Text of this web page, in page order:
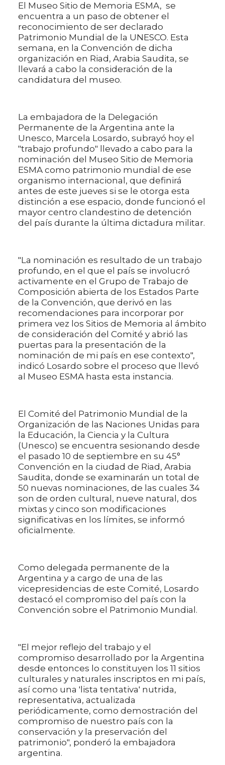
El Museo Sitio de Memoria ESMA, se
encuentra a un paso de obtener el
reconocimiento de ser declarado
Patrimonio Mundial de la UNESCO. Esta
semana, en la Convención de dicha
organización en Riad, Arabia Saudita, se
llevará a cabo la consideración de la
candidatura del museo.
La embajadora de la Delegación
Permanente de la Argentina ante la
Unesco, Marcela Losardo, subrayó hoy el
"trabajo profundo" llevado a cabo para la
nominación del Museo Sitio de Memoria
ESMA como patrimonio mundial de ese
organismo internacional, que definirá
antes de este jueves si se le otorga esta
distinción a ese espacio, donde funcionó el
mayor centro clandestino de detención
del país durante la última dictadura militar.
"La nominación es resultado de un trabajo
profundo, en el que el país se involucró
activamente en el Grupo de Trabajo de
Composición abierta de los Estados Parte
de la Convención, que derivó en las
recomendaciones para incorporar por
primera vez los Sitios de Memoria al ámbito
de consideración del Comité y abrió las
puertas para la presentación de la
nominación de mi país en ese contexto",
indicó Losardo sobre el proceso que llevó
al Museo ESMA hasta esta instancia.
El Comité del Patrimonio Mundial de la
Organización de las Naciones Unidas para
la Educación, la Ciencia y la Cultura
(Unesco) se encuentra sesionando desde
el pasado 10 de septiembre en su 45°
Convención en la ciudad de Riad, Arabia
Saudita, donde se examinarán un total de
50 nuevas nominaciones, de las cuales 34
son de orden cultural, nueve natural, dos
mixtas y cinco son modificaciones
significativas en los límites, se informó
oficialmente.
Como delegada permanente de la
Argentina y a cargo de una de las
vicepresidencias de este Comité, Losardo
destacó el compromiso del país con la
Convención sobre el Patrimonio Mundial.
"El mejor reflejo del trabajo y el
compromiso desarrollado por la Argentina
desde entonces lo constituyen los 11 sitios
culturales y naturales inscriptos en mi país,
así como una 'lista tentativa' nutrida,
representativa, actualizada
periódicamente, como demostración del
compromiso de nuestro país con la
conservación y la preservación del
patrimonio", ponderó la embajadora
argentina.